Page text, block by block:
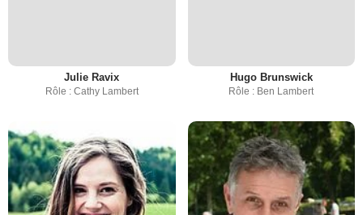
Julie Ravix
Rôle : Cathy Lambert
Hugo Brunswick
Rôle : Ben Lambert